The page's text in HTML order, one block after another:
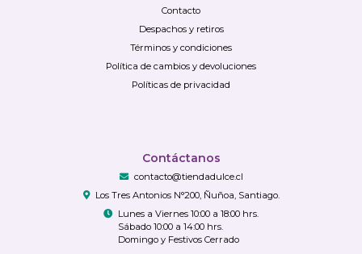
Contacto
Despachos y retiros
Términos y condiciones
Política de cambios y devoluciones
Políticas de privacidad
Contáctanos
contacto@tiendadulce.cl
Los Tres Antonios N°200, Ñuñoa, Santiago.
Lunes a Viernes 10:00 a 18:00 hrs.
Sábado 10:00 a 14:00 hrs.
Domingo y Festivos Cerrado